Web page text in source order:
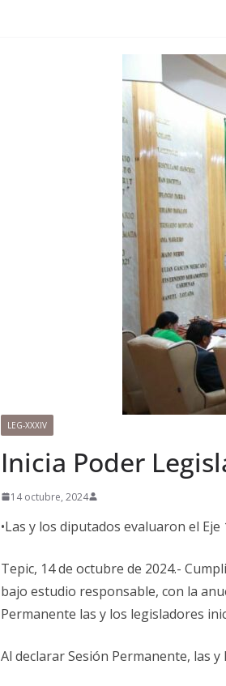
LEG-XXXIV
Inicia Poder
14 octubre, 2024
•Las y los diputados evaluaron el
Tepic, 14 de octubre de 2024.-
bajo estudio responsable, con la
Permanente las y los legisladores
Al declarar Sesión Permanente, las